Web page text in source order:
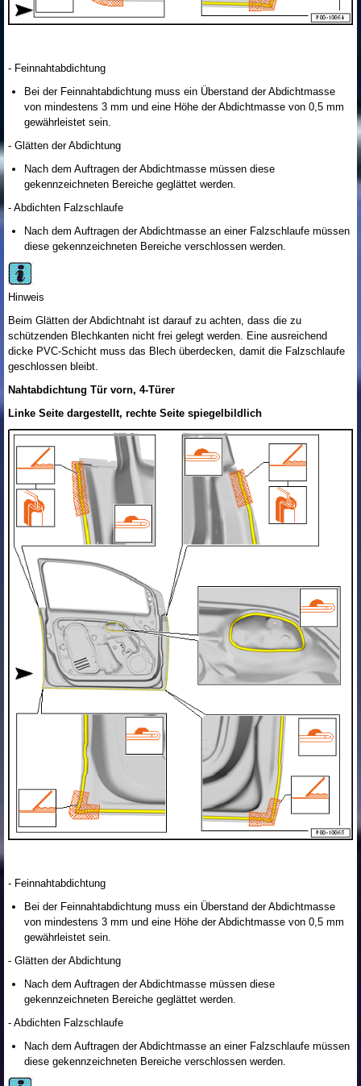
- Feinnahtabdichtung
Bei der Feinnahtabdichtung muss ein Überstand der Abdichtmasse
von mindestens 3 mm und eine Höhe der Abdichtmasse von 0,5 mm
gewährleistet sein.
- Glätten der Abdichtung
Nach dem Auftragen der Abdichtmasse müssen diese
gekennzeichneten Bereiche geglättet werden.
- Abdichten Falzschlaufe
Nach dem Auftragen der Abdichtmasse an einer Falzschlaufe müssen
diese gekennzeichneten Bereiche verschlossen werden.
Hinweis
Beim Glätten der Abdichtnaht ist darauf zu achten, dass die zu
schützenden Blechkanten nicht frei gelegt werden. Eine ausreichend
dicke PVC-Schicht muss das Blech überdecken, damit die Falzschlaufe
geschlossen bleibt.
Nahtabdichtung Tür vorn, 4-Türer
Linke Seite dargestellt, rechte Seite spiegelbildlich
- Feinnahtabdichtung
Bei der Feinnahtabdichtung muss ein Überstand der Abdichtmasse
von mindestens 3 mm und eine Höhe der Abdichtmasse von 0,5 mm
gewährleistet sein.
- Glätten der Abdichtung
Nach dem Auftragen der Abdichtmasse müssen diese
gekennzeichneten Bereiche geglättet werden.
- Abdichten Falzschlaufe
Nach dem Auftragen der Abdichtmasse an einer Falzschlaufe müssen
diese gekennzeichneten Bereiche verschlossen werden.